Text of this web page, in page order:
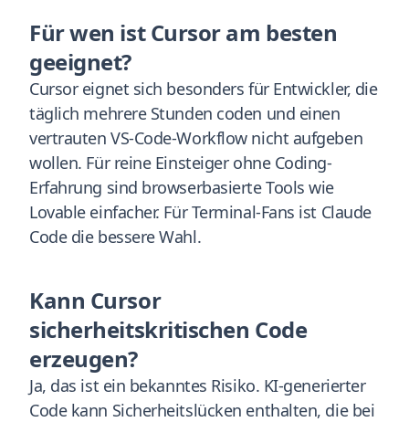
Für wen ist Cursor am besten
geeignet?
Cursor eignet sich besonders für Entwickler, die
täglich mehrere Stunden coden und einen
vertrauten VS-Code-Workflow nicht aufgeben
wollen. Für reine Einsteiger ohne Coding-
Erfahrung sind browserbasierte Tools wie
Lovable einfacher. Für Terminal-Fans ist Claude
Code die bessere Wahl.
Kann Cursor
sicherheitskritischen Code
erzeugen?
Ja, das ist ein bekanntes Risiko. KI-generierter
Code kann Sicherheitslücken enthalten, die bei